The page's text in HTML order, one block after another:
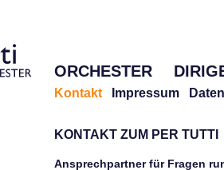
ORCHESTER
Kontakt Impressum
KONTAKT ZUM PER TUTTI
Ansprechpartner für Fragen